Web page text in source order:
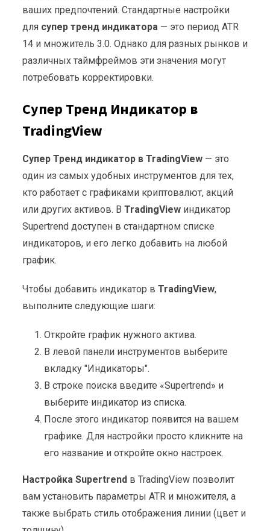
ваших предпочтений. Стандартные настройки
для супер тренд индикатора — это период ATR
14 и множитель 3.0. Однако для разных рынков и
различных таймфреймов эти значения могут
потребовать корректировки.
Супер Тренд Индикатор в
TradingView
Супер Тренд индикатор в TradingView — это
один из самых удобных инструментов для тех,
кто работает с графиками криптовалют, акций
или других активов. В TradingView индикатор
Supertrend доступен в стандартном списке
индикаторов, и его легко добавить на любой
график.
Чтобы добавить индикатор в TradingView,
выполните следующие шаги:
Откройте график нужного актива.
В левой панели инструментов выберите
вкладку "Индикаторы".
В строке поиска введите «Supertrend» и
выберите индикатор из списка.
После этого индикатор появится на вашем
графике. Для настройки просто кликните на
его название и откройте окно настроек.
Настройка Supertrend в TradingView позволит
вам установить параметры ATR и множителя, а
также выбрать стиль отображения линии (цвет и